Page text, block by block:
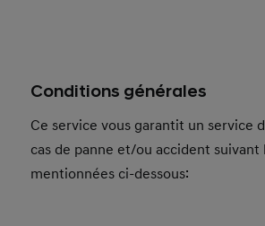
Conditions générales
Ce service vous garantit un service
cas de panne et/ou accident
mentionnées ci-dessous: